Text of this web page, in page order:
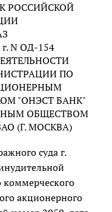
РОССИЙСКОЙ
г. N ОД-154
ПО
"ОНЭСТ БАНК"
ОБЩЕСТВОМ
(Г. МОСКВА)
суда г.
акционерного